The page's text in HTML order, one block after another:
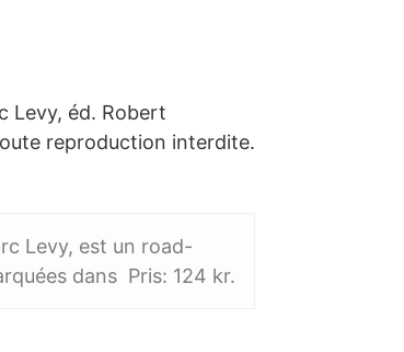
Levy, éd. Robert
reproduction interdite.
Levy, est un road-
dans Pris: 124 kr.